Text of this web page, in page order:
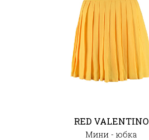
RED VALENTINO
Мини - юбка